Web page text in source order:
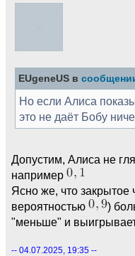
EUgeneUS в
Но если Алиса
это не даёт Бобу
Допустим, Алиса не
например
Ясно же, что закрытое
вероятностью
)
"меньше" и
-- 04.07.2025, 19:35 --